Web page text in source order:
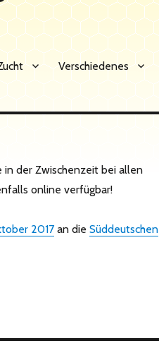
Verschiedenes
in der Zwischenzeit bei allen
online verfügbar!
2017an die Süddeutschen